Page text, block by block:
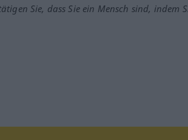
Sie, dass Sie ein Mensch sind, indem